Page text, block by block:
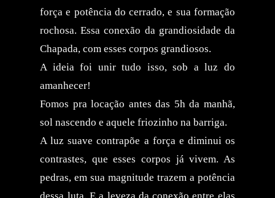
força e potência do cerrado, e sua formação
rochosa. Essa conexão da grandiosidade da
Chapada, com esses corpos grandiosos.
A ideia foi unir tudo isso, sob a luz do
amanhecer!
Fomos pra locação antes das 5h da manhã,
sol nascendo e aquele friozinho na barriga.
A luz suave contrapõe a força e diminui os
contrastes, que esses corpos já vivem. As
pedras, em sua magnitude trazem a potência